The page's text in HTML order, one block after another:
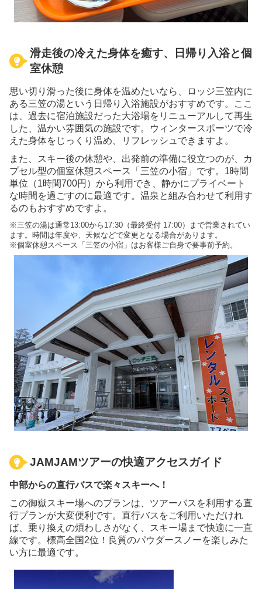
滑走後の冷えた身体を癒す、日帰り入浴と個
室休憩
思い切り滑った後に身体を温めたいなら、ロッジ三笠内に
ある三笠の湯という日帰り入浴施設がおすすめです。ここ
は、過去に宿泊施設だった大浴場をリニューアルして再生
した、温かい雰囲気の施設です。ウィンタースポーツで冷
えた身体をじっくり温め、リフレッシュできますよ。
また、スキー後の休憩や、出発前の準備に役立つのが、カ
プセル型の個室休憩スペース「三笠の小宿」です。1時間
単位（1時間700円）から利用でき、静かにプライベート
な時間を過ごすのに最適です。温泉と組み合わせて利用す
るのもおすすめですよ。
※三笠の湯は通常13:00から17:30（最終受付 17:00）まで営業されてい
ます。時間は年度や、天候などで変更となる場合があります。
※個室休憩スペース「三笠の小宿」はお客様ご自身で要事前予約。
JAMJAMツアーの快適アクセスガイド
中部からの直行バスで楽々スキーへ！
この御嶽スキー場へのプランは、ツアーバスを利用する直
行プランが大変便利です。直行バスをご利用いただけれ
ば、乗り換えの煩わしさがなく、スキー場まで快適に一直
線です。標高全国2位！良質のパウダースノーを楽しみた
い方に最適です。